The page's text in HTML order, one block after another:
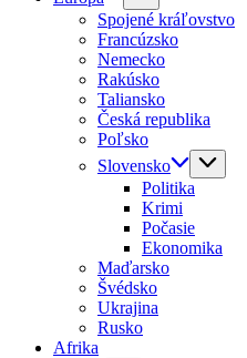
Spojené kráľovstvo
Francúzsko
Nemecko
Rakúsko
Taliansko
Česká republika
Poľsko
Slovensko
Politika
Krimi
Počasie
Ekonomika
Maďarsko
Švédsko
Ukrajina
Rusko
Afrika